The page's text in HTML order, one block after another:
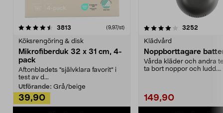
3813 (9,97/st)
Köksrengöring & disk
Mikrofiberduk 32 x 31 cm, 4-
pack
Aftonbladets "självklara favorit” i
test av d...
Utförande: Grå/beige
39,90
4.0av 5 stjärnor 3252
Klädvård
Noppborttagare
Vårda kläder och andra
ta bort noppor och ludd.
149,90
4.5av 5 stjärnor